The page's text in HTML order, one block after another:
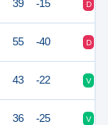
39 -15 D
55 -40 D
43 -22 V
36 -25 V